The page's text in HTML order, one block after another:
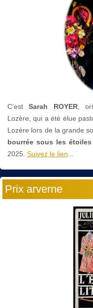
C’estSarah ROYER,
Lozère, qui a été élue
Lozère lors de la grande
bourrée sous les
2025. Suivez le lien...
Prix arverne